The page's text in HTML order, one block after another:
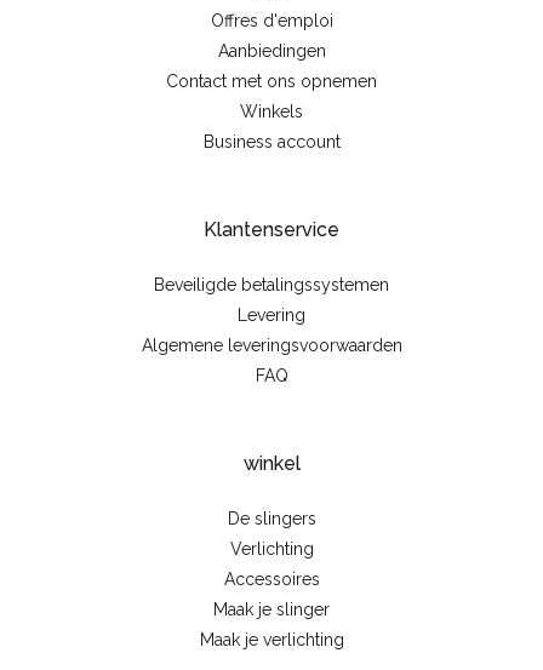
Offres d'emploi
Aanbiedingen
Contact met ons opnemen
Winkels
Business account
Klantenservice
Beveiligde betalingssystemen
Levering
Algemene leveringsvoorwaarden
FAQ
winkel
De slingers
Verlichting
Accessoires
Maak je slinger
Maak je verlichting